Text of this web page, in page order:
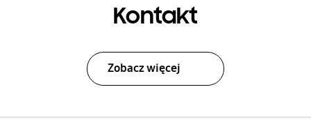
Kontakt
Zobacz więcej